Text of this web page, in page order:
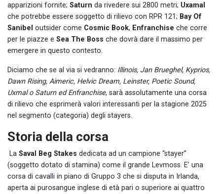
apparizioni fornite; Saturn da rivedere sui 2800 metri; Uxamal
che potrebbe essere soggetto di rilievo con RPR 121; Bay Of
Sanibel outsider come Cosmic Book, Enfranchise che corre
per le piazze e Sea The Boss che dovrà dare il massimo per
emergere in questo contesto.
Diciamo che se al via si vedranno: Illinois, Jan Brueghel, Kyprios,
Dawn Rising, Aimeric, Helvic Dream, Leinster, Poetic Sound,
Uxmal o Saturn ed Enfranchise, sarà assolutamente una corsa
di rilievo che esprimerà valori interessanti per la stagione 2025
nel segmento (categoria) degli stayers.
Storia della corsa
La Saval Beg Stakes dedicata ad un campione “stayer”
(soggetto dotato di stamina) come il grande Levmoss. E’ una
corsa di cavalli in piano di Gruppo 3 che si disputa in Irlanda,
aperta ai purosangue inglese di età pari o superiore ai quattro